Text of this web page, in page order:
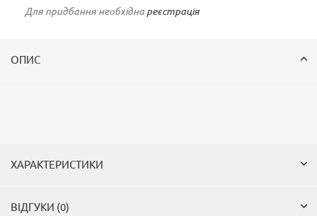
Для придбання необхідна реєстрація
ОПИС
ХАРАКТЕРИСТИКИ
ВІДГУКИ (0)